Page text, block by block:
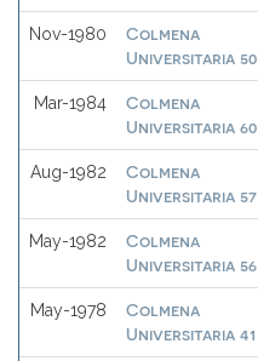
Nov-1980
Colmena
Universitaria 50
Mar-1984
Colmena
Universitaria 60
Aug-1982
Colmena
Universitaria
May-1982
Colmena
Universitaria 56
May-1978
Colmena
Universitaria 41